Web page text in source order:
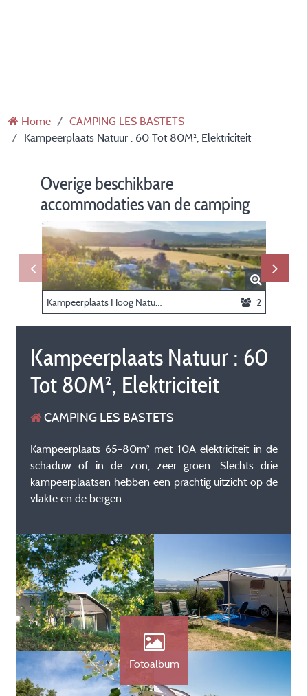
Home
CAMPING LES BASTETS
Kampeerplaats Natuur : 60 Tot 80M², Elektriciteit
Overige beschikbare
accommodaties van de camping
2
Kampeerplaats Natuur : 60
Tot 80M², Elektriciteit
CAMPING LES BASTETS
Kampeerplaats 65-80m² met 10A elektriciteit in de
schaduw of in de zon, zeer groen. Slechts drie
kampeerplaatsen hebben een prachtig uitzicht op de
vlakte en de bergen.
Fotoalbum